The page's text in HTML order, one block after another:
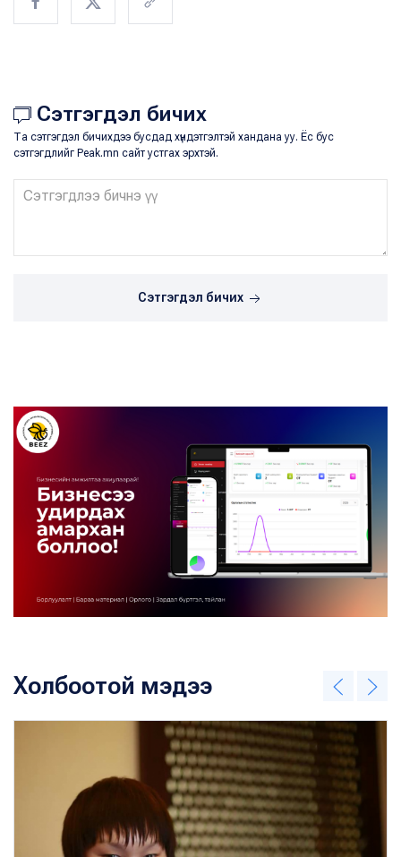
Сэтгэгдэл бичих
Та сэтгэгдэл бичихдээ бусдад хүндэтгэлтэй хандана уу. Ёс бус
сэтгэгдлийг Peak.mn сайт устгах эрхтэй.
Сэтгэгдэл бичих
Холбоотой мэдээ